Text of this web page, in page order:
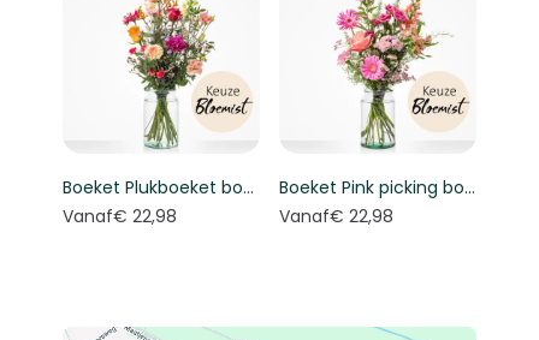
Boeket Plukboeket bont - Keuze bloemist
Vanaf€ 22,98
Boeket Pink picking bouquet - Florist's choice
Vanaf€ 22,98